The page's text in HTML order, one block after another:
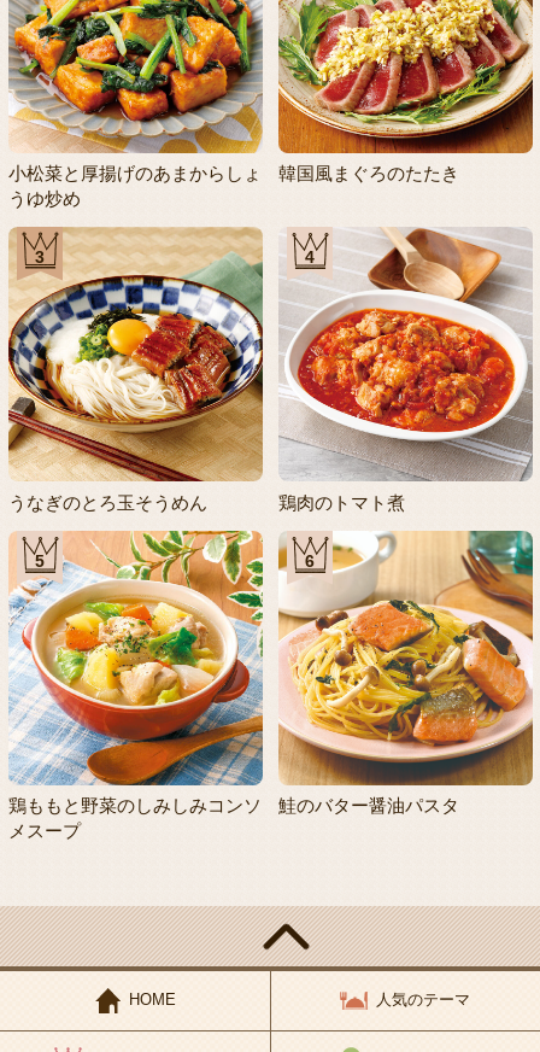
小松菜と厚揚げのあまからしょ
うゆ炒め
韓国風まぐろのたたき
3
うなぎのとろ玉そうめん
4
鶏肉のトマト煮
5
鶏ももと野菜のしみしみコンソ
メスープ
6
鮭のバター醤油パスタ
HOME 人気のテーマ